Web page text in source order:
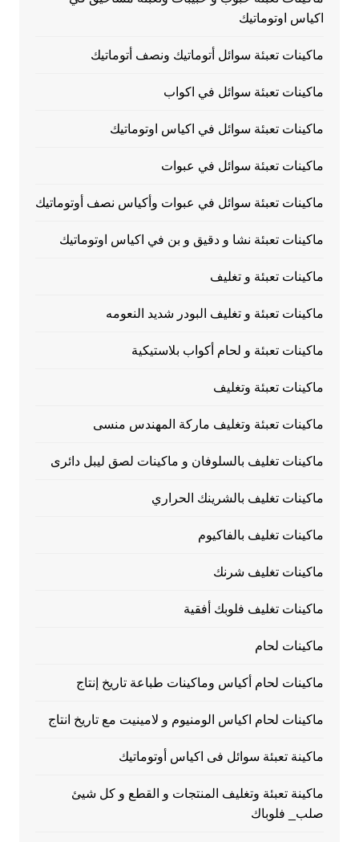
اكياس اوتوماتيك
ماكينات تعبئة سوائل أتوماتيك ونصف أتوماتيك
ماكينات تعبئة سوائل في اكواب
ماكينات تعبئة سوائل في اكياس اوتوماتيك
ماكينات تعبئة سوائل في عبوات
ماكينات تعبئة سوائل في عبوات وأكياس نصف أوتوماتيك
ماكينات تعبئة نشا و دقيق و بن في اكياس اوتوماتيك
ماكينات تعبئة و تغليف
ماكينات تعبئة و تغليف البودر شديد النعومه
ماكينات تعبئة و لحام أكواب بلاستيكية
ماكينات تعبئة وتغليف
ماكينات تعبئة وتغليف ماركة المهندس منسى
ماكينات تغليف بالسلوفان و ماكينات لصق ليبل دائرى
ماكينات تغليف بالشرينك الحراري
ماكينات تغليف بالفاكيوم
ماكينات تغليف شرنك
ماكينات تغليف فلوبك أفقية
ماكينات لحام
ماكينات لحام أكياس وماكينات طباعة تاريخ إنتاج
ماكينات لحام اكياس الومنيوم و لامينيت مع تاريخ انتاج
ماكينة تعبئة سوائل فى اكياس أوتوماتيك
ماكينة تعبئة وتغليف المنتجات و القطع و كل شيئ
صلب_ فلوباك